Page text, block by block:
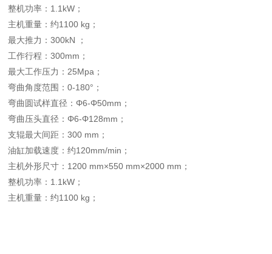
整机功率：1.1kW；
主机重量：约1100 kg；
最大推力：300kN ；
工作行程：300mm；
最大工作压力：25Mpa；
弯曲角度范围：0-180°；
弯曲圆试样直径：Φ6-Φ50mm；
弯曲压头直径：Φ6-Φ128mm；
支辊最大间距：300 mm；
油缸加载速度：约120mm/min；
主机外形尺寸：1200 mm×550 mm×2000 mm；
整机功率：1.1kW；
主机重量：约1100 kg；